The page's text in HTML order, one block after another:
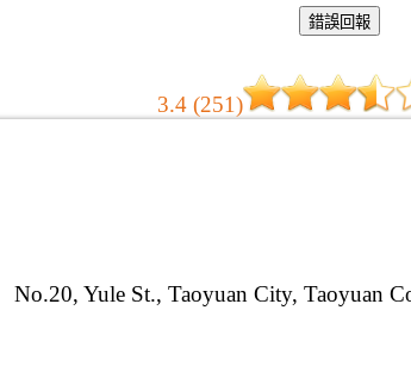
3.4 (251)
No.20, Yule St., Taoyuan City, Taoyuan